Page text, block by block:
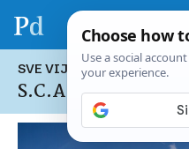
SVE VIJESTI NA TEMU:
S.C.A.N.